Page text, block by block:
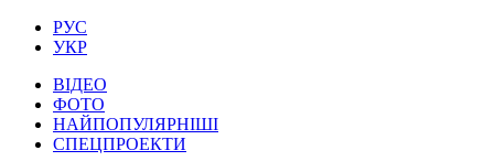
РУС
УКР
ВІДЕО
ФОТО
НАЙПОПУЛЯРНІШІ
СПЕЦПРОЕКТИ